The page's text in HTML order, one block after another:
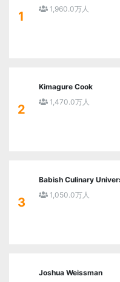
1
1,960.0万人
2
Kimagure Cook
1,470.0万人
3
Babish Culinary
1,050.0万人
Joshua Weissman